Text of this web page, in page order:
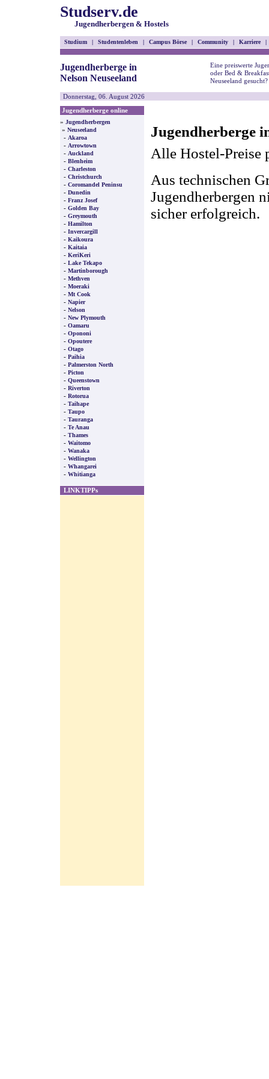
Studserv.de
Jugendherbergen & Hostels
Studium | Studentenleben | Campus Börse | Community | Karriere |
Jugendherberge in
Nelson Neuseeland
Eine preiswerte
oder Bed &
Neuseeland gesucht?
Donnerstag, 06. August 2026
Jugendherberge online
» Jugendherbergen
» Neuseeland
- Akaroa
- Arrowtown
- Auckland
- Blenheim
- Charleston
- Christchurch
- Coromandel Peninsu
- Dunedin
- Franz Josef
- Golden Bay
- Greymouth
- Hamilton
- Invercargill
- Kaikoura
- Kaitaia
- KeriKeri
- Lake Tekapo
- Martinborough
- Methven
- Moeraki
- Mt Cook
- Napier
- Nelson
- New Plymouth
- Oamaru
- Opononi
- Opoutere
- Otago
- Paihia
- Palmerston North
- Picton
- Queenstown
- Riverton
- Rotorua
- Taihape
- Taupo
- Tauranga
- Te Anau
- Thames
- Waitomo
- Wanaka
- Wellington
- Whangarei
- Whitianga
LINKTIPPs
Jugendherberge
Alle Hostel-Preise
Aus technischen
Jugendherbergen
sicher erfolgreich.